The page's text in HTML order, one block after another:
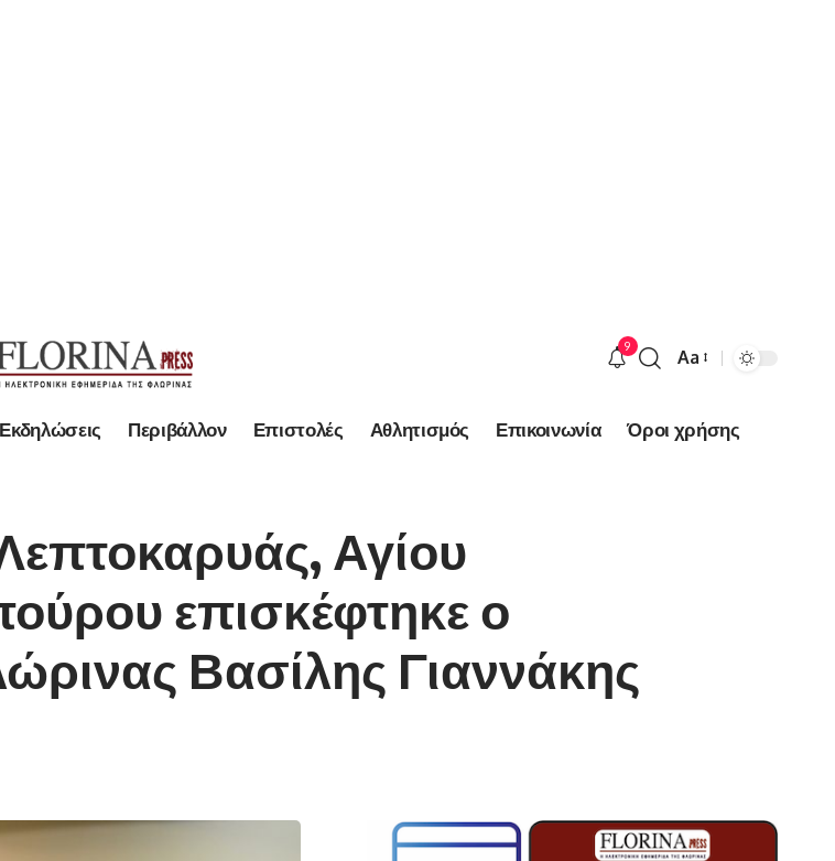
9
Font
Aa
Εκδηλώσεις Περιβάλλον Επιστολές Αθλητισμός Επικοινωνία Όροι χρήσης
Αγίου
επισκέφτηκε ο
Βασίλης Γιαννάκης